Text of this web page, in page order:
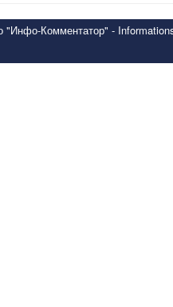
"Инфо-Комментатор" -